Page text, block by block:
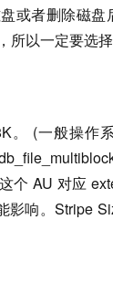
或者删除磁
以一定要选择
。 (一般操作
个 AU 对应
影响。Stripe